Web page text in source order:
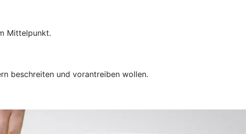
Mittelpunkt.
beschreiten und vorantreiben wollen.